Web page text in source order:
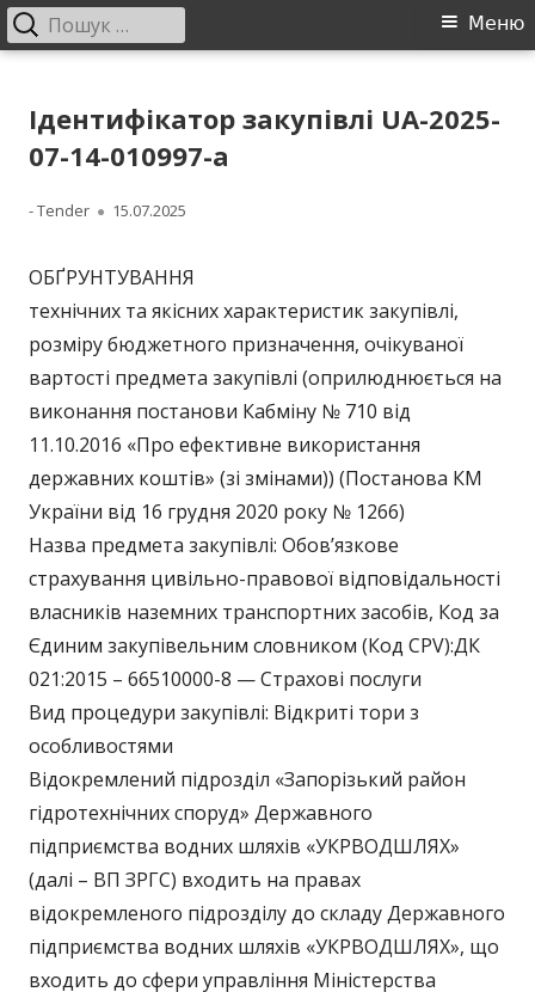
контенту
Головне
Меню
Пошук:
Ідентифікатор закупівлі UA-2025-
07-14-010997-a
Автор
- Tender Опубліковано
15.07.2025
ОБҐРУНТУВАННЯ
технічних та якісних характеристик закупівлі,
розміру бюджетного призначення, очікуваної
вартості предмета закупівлі (оприлюднюється на
виконання постанови Кабміну № 710 від
11.10.2016 «Про ефективне використання
державних коштів» (зі змінами)) (Постанова КМ
України від 16 грудня 2020 року № 1266)
Назва предмета закупівлі: Обов’язкове
страхування цивільно-правової відповідальності
власників наземних транспортних засобів, Код за
Єдиним закупівельним словником (Код CPV):ДК
021:2015 – 66510000-8 — Страхові послуги
Вид процедури закупівлі: Відкриті тори з
особливостями
Відокремлений підрозділ «Запорізький район
гідротехнічних споруд» Державного
підприємства водних шляхів «УКРВОДШЛЯХ»
(далі – ВП ЗРГС) входить на правах
відокремленого підрозділу до складу Державного
підприємства водних шляхів «УКРВОДШЛЯХ», що
входить до сфери управління Міністерства